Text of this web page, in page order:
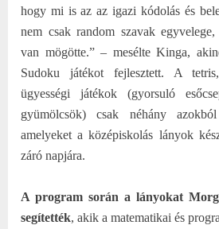
hogy mi is az az igazi kódolás és
nem csak random szavak
van mögötte.” – mesélte Kinga,
Sudoku játékot fejlesztett. A
ügyességi játékok (gyorsuló
gyümölcsök) csak néhány
amelyeket a középiskolás lányok
záró napjára.
A program során a lányokat
segítették, akik a matematikai és